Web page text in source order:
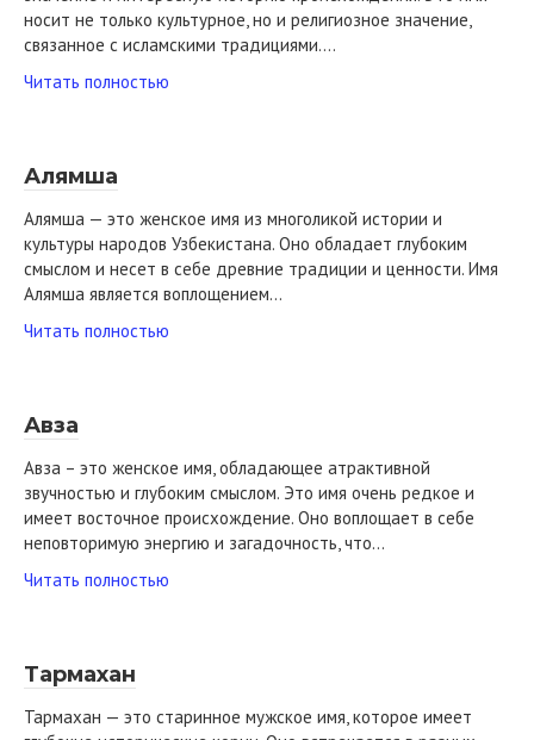
носит не только культурное, но и религиозное значение,
связанное с исламскими традициями….
Читать полностью
Алямша
Алямша — это женское имя из многоликой истории и
культуры народов Узбекистана. Оно обладает глубоким
смыслом и несет в себе древние традиции и ценности. Имя
Алямша является воплощением…
Читать полностью
Авза
Авза – это женское имя, обладающее атрактивной
звучностью и глубоким смыслом. Это имя очень редкое и
имеет восточное происхождение. Оно воплощает в себе
неповторимую энергию и загадочность, что…
Читать полностью
Тармахан
Тармахан — это старинное мужское имя, которое имеет